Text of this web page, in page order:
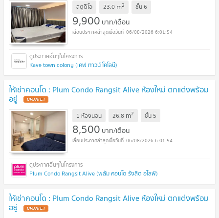
สตูดิโอ 23.0 m2 ชั้น6
9,900 บาท/เดือน
06/08/2026 6:01:54
Kave town colony (เคฟ ทาวน์ โคโลนี)
ให้เช่าคอนโด : Plum Condo Rangsit Alive ห้องใหม่ ตกแต่งพร้อม
อยู่
1 ห้องนอน 26.8 m2 ชั้น 5
8,500 บาท/เดือน
06/08/2026 6:01:54
Plum Condo Rangsit Alive (พลัม คอนโด รังสิต อไลฟ์)
ให้เช่าคอนโด : Plum Condo Rangsit Alive ห้องใหม่ ตกแต่งพร้อม
อยู่